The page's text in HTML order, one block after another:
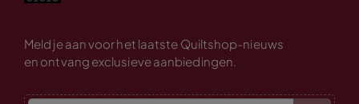
Meld je aan voor het laatste Quiltshop-nieuws
en ontvang exclusieve aanbiedingen.